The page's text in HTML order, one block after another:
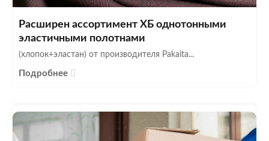
Расширен ассортимент ХБ однотонными
эластичными полотнами
(хлопок+эластан) от производителя Pakaita...
Подробнее